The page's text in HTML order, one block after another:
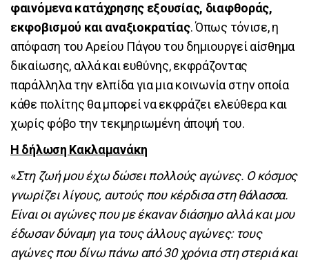
φαινόμενα κατάχρησης εξουσίας, διαφθοράς,
εκφοβισμού και αναξιοκρατίας. Όπως τόνισε, η
απόφαση του Αρείου Πάγου του δημιουργεί αίσθημα
δικαίωσης, αλλά και ευθύνης, εκφράζοντας
παράλληλα την ελπίδα για μια κοινωνία στην οποία
κάθε πολίτης θα μπορεί να εκφράζει ελεύθερα και
χωρίς φόβο την τεκμηριωμένη άποψή του.
Η δήλωση Κακλαμανάκη
«Στη ζωή μου έχω δώσει πολλούς αγώνες. Ο κόσμος
γνωρίζει λίγους, αυτούς που κέρδισα στη θάλασσα.
Είναι οι αγώνες που με έκαναν διάσημο αλλά και μου
έδωσαν δύναμη για τους άλλους αγώνες: τους
αγώνες που δίνω πάνω από 30 χρόνια στη στεριά και